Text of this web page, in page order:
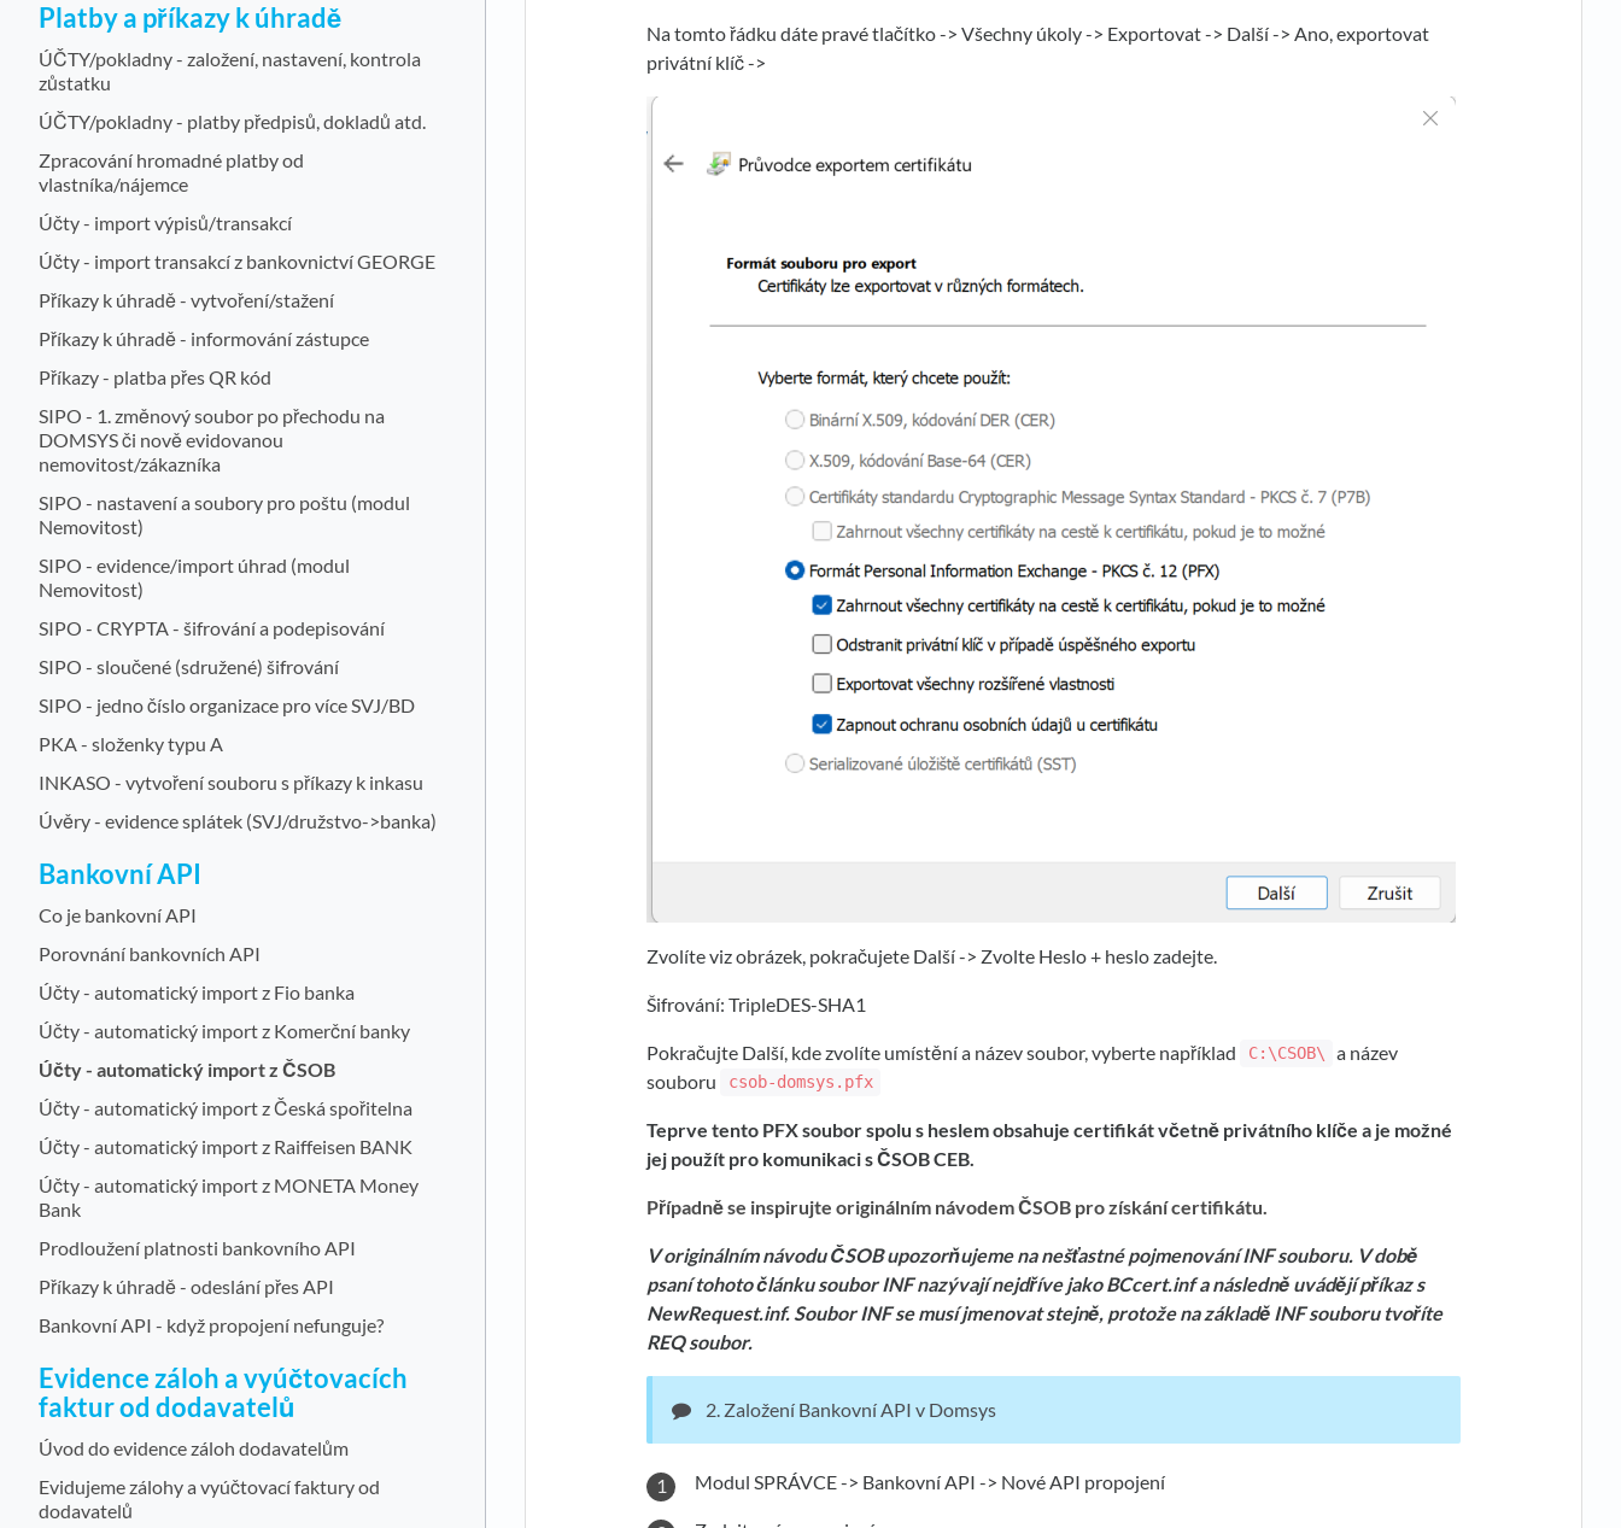
Platby a příkazy k úhradě
ÚČTY/pokladny - založení, nastavení, kontrola
zůstatku
ÚČTY/pokladny - platby předpisů, dokladů atd.
Zpracování hromadné platby od
vlastníka/nájemce
Účty - import výpisů/transakcí
Účty - import transakcí z bankovnictví GEORGE
Příkazy k úhradě - vytvoření/stažení
Příkazy k úhradě - informování zástupce
Příkazy - platba přes QR kód
SIPO - 1. změnový soubor po přechodu na
DOMSYS či nově evidovanou
nemovitost/zákazníka
SIPO - nastavení a soubory pro poštu (modul
Nemovitost)
SIPO - evidence/import úhrad (modul
Nemovitost)
SIPO - CRYPTA - šifrování a podepisování
SIPO - sloučené (sdružené) šifrování
SIPO - jedno číslo organizace pro více SVJ/BD
PKA - složenky typu A
INKASO - vytvoření souboru s příkazy k inkasu
Úvěry - evidence splátek (SVJ/družstvo->banka)
Bankovní API
Co je bankovní API
Porovnání bankovních API
Účty - automatický import z Fio banka
Účty - automatický import z Komerční banky
Účty - automatický import z ČSOB
Účty - automatický import z Česká spořitelna
Účty - automatický import z Raiffeisen BANK
Účty - automatický import z MONETA Money
Bank
Prodloužení platnosti bankovního API
Příkazy k úhradě - odeslání přes API
Bankovní API - když propojení nefunguje?
Evidence záloh a vyúčtovacích
faktur od dodavatelů
Úvod do evidence záloh dodavatelům
Evidujeme zálohy a vyúčtovací faktury od
dodavatelů
Na tomto řádku dáte pravé tlačítko -> Všechny úkoly -> Exportovat -> Další -> Ano, exportovat
privátní klíč ->
Zvolíte viz obrázek, pokračujete Další -> Zvolte Heslo + heslo zadejte.
Šifrování: TripleDES-SHA1
Pokračujte Další, kde zvolíte umístění a název soubor, vyberte například C:\CSOB\
a název
souboru
csob-domsys.pfx
Teprve tento PFX soubor spolu s heslem obsahuje certifikát včetně privátního klíče a je možné
jej použít pro komunikaci s ČSOB CEB.
Případně se inspirujte originálním návodem ČSOB pro získání certifikátu.
V originálním návodu ČSOB upozorňujeme na nešťastné pojmenování INF souboru. V době
psaní tohoto článku soubor INF nazývají nejdříve jako BCcert.inf a následně uvádějí příkaz s
NewRequest.inf. Soubor INF se musí jmenovat stejně, protože na základě INF souboru tvoříte
REQ soubor.
2. Založení Bankovní API v Domsys
Modul SPRÁVCE -> Bankovní API -> Nové API propojení